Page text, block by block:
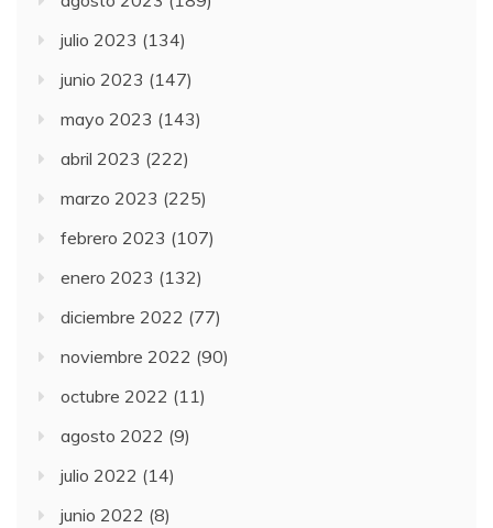
julio 2023 (134)
junio 2023 (147)
mayo 2023 (143)
abril 2023 (222)
marzo 2023 (225)
febrero 2023 (107)
enero 2023 (132)
diciembre 2022 (77)
noviembre 2022 (90)
octubre 2022 (11)
agosto 2022 (9)
julio 2022 (14)
junio 2022 (8)